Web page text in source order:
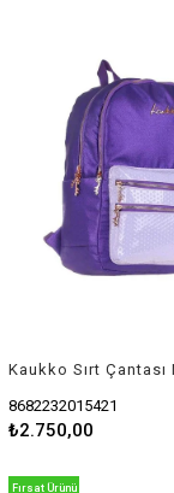
8682232015421
₺2.750,00
Fırsat Ürünü